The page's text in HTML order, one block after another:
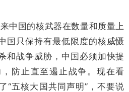
中国的核武器在数量和质量上
国只保持有最低限度的核威慑
和战争威胁，中国必须加快提
防止直至遏止战争。现在看
“五核大国共同声明”，不要说